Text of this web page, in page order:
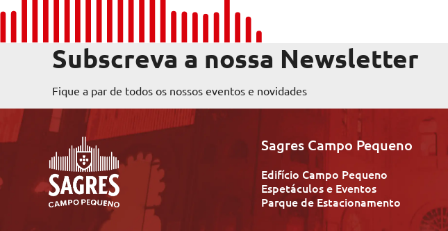
Subscreva a nossa Newsletter
Fique a par de todos os nossos eventos e novidades
Sagres Campo Pequeno
Edifício Campo Pequeno
Espetáculos e Eventos
Parque de Estacionamento